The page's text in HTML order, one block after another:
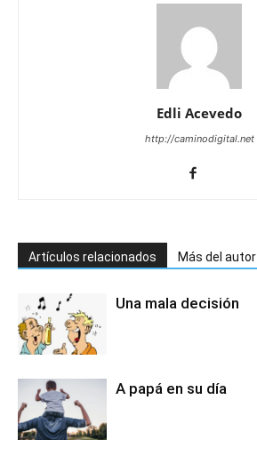
Edli Acevedo
http://caminodigital.net
Artículos relacionados Más del autor
Una mala decisión
A papá en su día